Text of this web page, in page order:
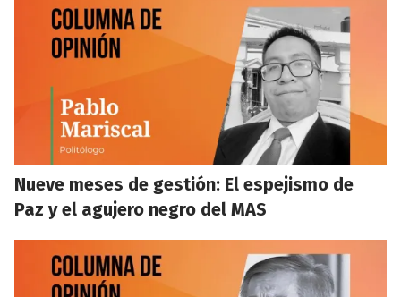
Nueve meses de gestión: El espejismo de
Paz y el agujero negro del MAS